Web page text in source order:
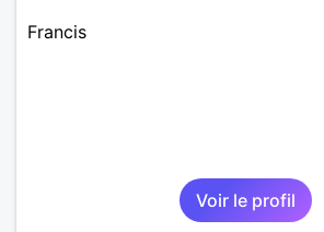
Francis
Voir le profil